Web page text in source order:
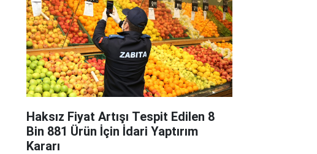
Haksız Fiyat Artışı Tespit Edilen 8
Bin 881 Ürün İçin İdari Yaptırım
Kararı